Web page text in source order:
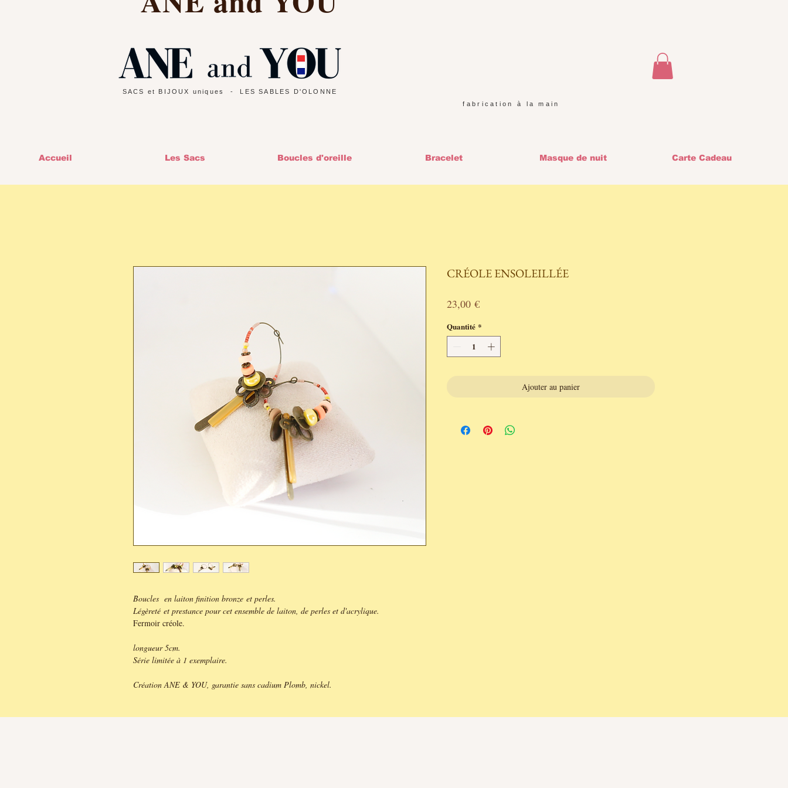
SACS et BIJOUX uniques
- LES SABLES D'OLONNE
fabrication à la main
Accueil Les Sacs Boucles d'oreille Bracelet Masque de nuit Carte Cadeau
Boucles en laiton finition bronze et perles.
Légèreté et prestance pour cet ensemble de laiton, de perles et d'acrylique.
Fermoir créole.
longueur 5cm.
Série limitée à 1 exemplaire.
Création ANE & YOU, garantie sans cadium Plomb, nickel.
CRÉOLE ENSOLEILLÉE
23,00 €Prix
Quantité *
Ajouter au panier